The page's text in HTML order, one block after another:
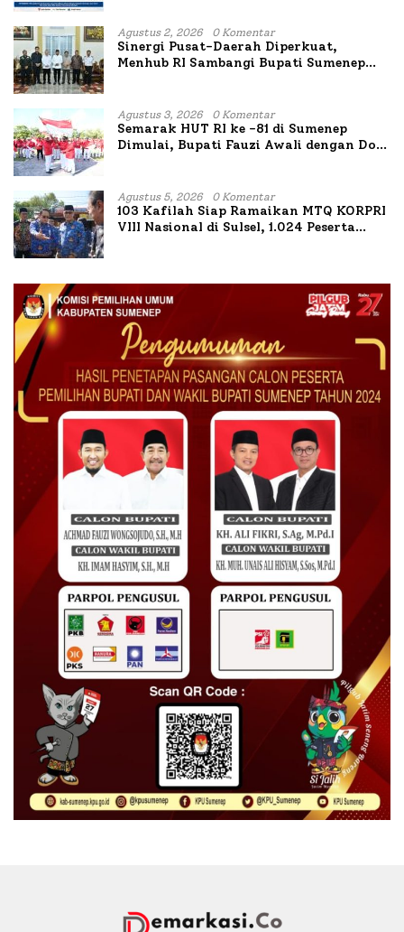
Agustus 2, 2026 0 Komentar
Sinergi Pusat-Daerah Diperkuat,
Menhub RI Sambangi Bupati Sumenep
Agustus 3, 2026 0 Komentar
Semarak HUT RI ke -81 di Sumenep
Dimulai, Bupati Fauzi Awali dengan Doa
Agustus 5, 2026 0 Komentar
103 Kafilah Siap Ramaikan MTQ KORPRI
VIII Nasional di Sulsel, 1.024 Peserta